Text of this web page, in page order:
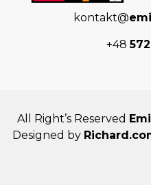
kontakt@
+48
All Right’s Reserved
Designed by